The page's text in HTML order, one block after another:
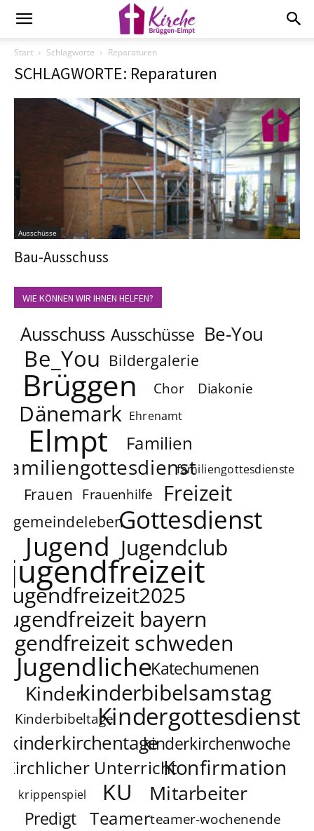
Start Schlagworte Reparaturen
SCHLAGWORTE: Reparaturen
Ausschüsse
Bau-Ausschuss
WIE KÖNNEN WIR IHNEN HELFEN?
Ausschuss Ausschüsse Be-You
Be_You Bildergalerie
Brüggen Chor Diakonie
Dänemark Ehrenamt
Elmpt Familien
familiengottesdienstfamiliengottesdienste
Frauen Frauenhilfe Freizeit
gemeindelebenGottesdienst
Jugend Jugendclub
jugendfreizeit
jugendfreizeit2025
jugendfreizeit bayern
schweden
JugendlicheKatechumenen
Kinderkinderbibelsamstag
KinderbibeltageKindergottesdienst
kinderkirchentagekinderkirchenwoche
Kirchlicher UnterrichtKonfirmation
krippenspiel KU Mitarbeiter
Predigt Teamerteamer-wochenende